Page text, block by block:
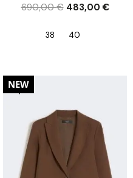
690,00€ 483,00€
38 40
30%
NEW